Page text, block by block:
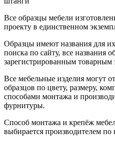
Все образцы мебели
проекту в единственном
Образцы имеют названия для
поиска по сайту, все названия
зарегистрированным товарным
Все мебельные изделия могут
образцов по цвету, размеру,
способами монтажа и
фурнитуры.
Способ монтажа и крепёж
выбирается производителем